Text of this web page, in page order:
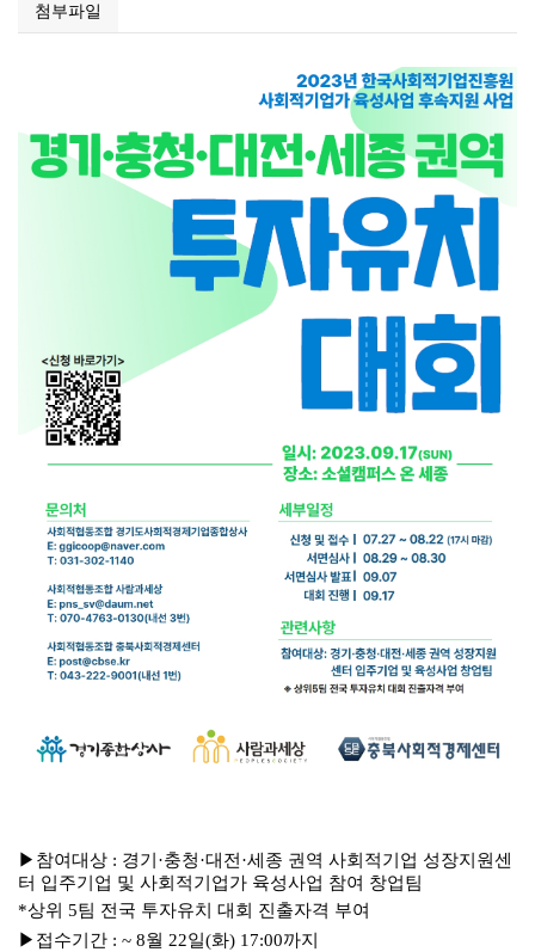
첨부파일
▶ 참여대상 : 경기·충청·대전·세종 권역 사회적기업 성장지원센
터 입주기업 및 사회적기업가 육성사업 참여 창업팀
*상위 5팀 전국 투자유치 대회 진출자격 부여
▶ 접수기간 : ~ 8월 22일(화) 17:00까지